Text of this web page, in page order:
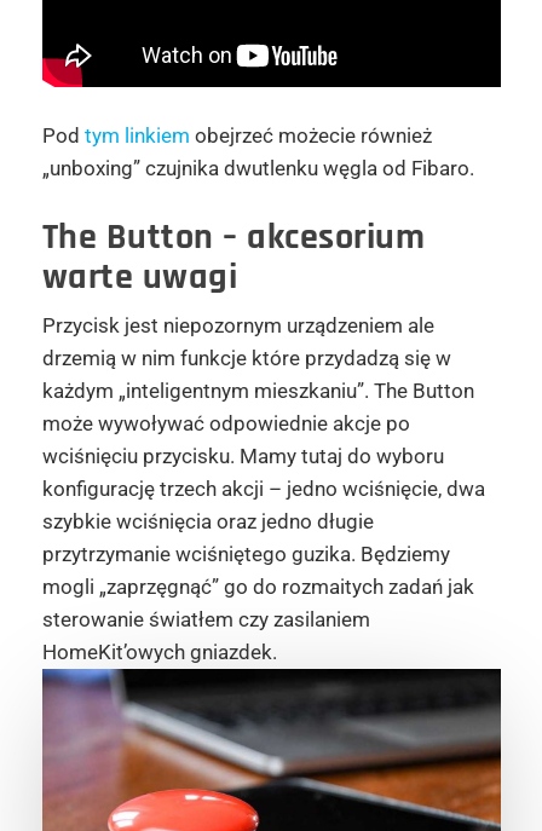
Pod tym linkiem obejrzeć możecie również
„unboxing” czujnika dwutlenku węgla od Fibaro.
The Button – akcesorium
warte uwagi
Przycisk jest niepozornym urządzeniem ale
drzemią w nim funkcje które przydadzą się w
każdym „inteligentnym mieszkaniu”. The Button
może wywoływać odpowiednie akcje po
wciśnięciu przycisku. Mamy tutaj do wyboru
konfigurację trzech akcji – jedno wciśnięcie, dwa
szybkie wciśnięcia oraz jedno długie
przytrzymanie wciśniętego guzika. Będziemy
mogli „zaprzęgnąć” go do rozmaitych zadań jak
sterowanie światłem czy zasilaniem
HomeKit’owych gniazdek.